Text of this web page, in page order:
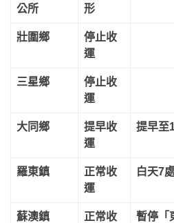
公所
形
壯圍鄉
停止收
運
三星鄉
停止收
運
大同鄉
提早收
運
提早至
羅東鎮
正常收
運
白天7
蘇澳鎮
正常收
暫停「